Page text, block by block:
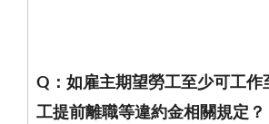
Q ：如雇主期望勞工至少可工
工提前離職等違約金相關規定？